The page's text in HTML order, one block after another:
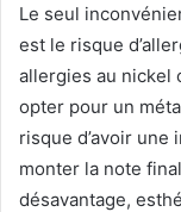
Le seul
est le risque
allergies au nickel
opter pour un
risque d’avoir
monter la note
désavantage,